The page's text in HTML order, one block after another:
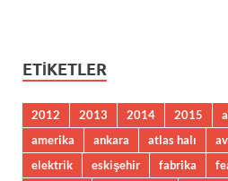
ETIKETLER
2012 2013 2014 2015
amerika
ankara atlas halı
elektrik
eskişehir fabrika